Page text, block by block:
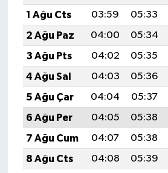
1 Ağu Cts
03:59 05:33
2 Ağu Paz
04:00 05:34
3 Ağu Pts
04:02 05:35
4 Ağu Sal
04:03 05:36
5 Ağu Çar
04:04 05:37
6 Ağu Per
04:05 05:38
7 Ağu Cum
04:07 05:38
8 Ağu Cts
04:08 05:39